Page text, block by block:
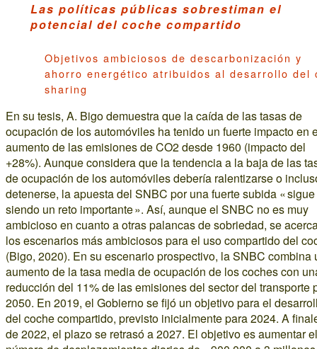
Las políticas públicas sobrestiman el
potencial del coche compartido
Objetivos ambiciosos de descarbonización y
ahorro energético atribuidos al desarrollo del
sharing
En su tesis, A. Bigo demuestra que la caída de las tasas de
ocupación de los automóviles ha tenido un fuerte impacto en
aumento de las emisiones de CO2 desde 1960 (impacto del
+28%). Aunque considera que la tendencia a la baja de las
de ocupación de los automóviles debería ralentizarse o
detenerse, la apuesta del SNBC por una fuerte subida « sigue
siendo un reto importante ». Así, aunque el SNBC no es muy
ambicioso en cuanto a otras palancas de sobriedad, se
los escenarios más ambiciosos para el uso compartido del
(Bigo, 2020). En su escenario prospectivo, la SNBC combina
aumento de la tasa media de ocupación de los coches con
reducción del 11% de las emisiones del sector del transporte
2050. En 2019, el Gobierno se fijó un objetivo para el
del coche compartido, previsto inicialmente para 2024. A
de 2022, el plazo se retrasó a 2027. El objetivo es aumentar el